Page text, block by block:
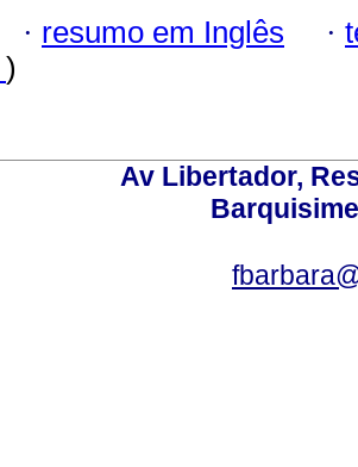
· resumo em Inglês ·
)
Av Libertador,